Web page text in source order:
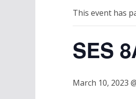
This event has
SES
March 10, 2023